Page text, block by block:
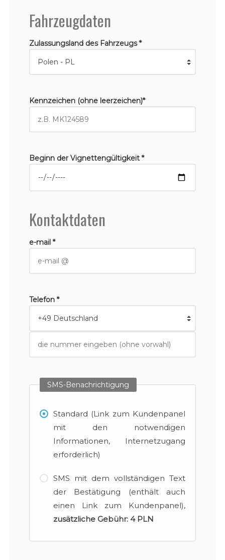
Fahrzeugdaten
Zulassungsland des Fahrzeugs *
Kennzeichen (ohne leerzeichen)*
Beginn der Vignettengültigkeit *
Kontaktdaten
e-mail *
Telefon *
SMS-Benachrichtigung
Standard (Link zum Kundenpanel
mit den notwendigen
Informationen, Internetzugang
erforderlich)
SMS mit dem vollständigen Text
der Bestätigung (enthält auch
einen Link zum Kundenpanel),
zusätzliche Gebühr: 4 PLN